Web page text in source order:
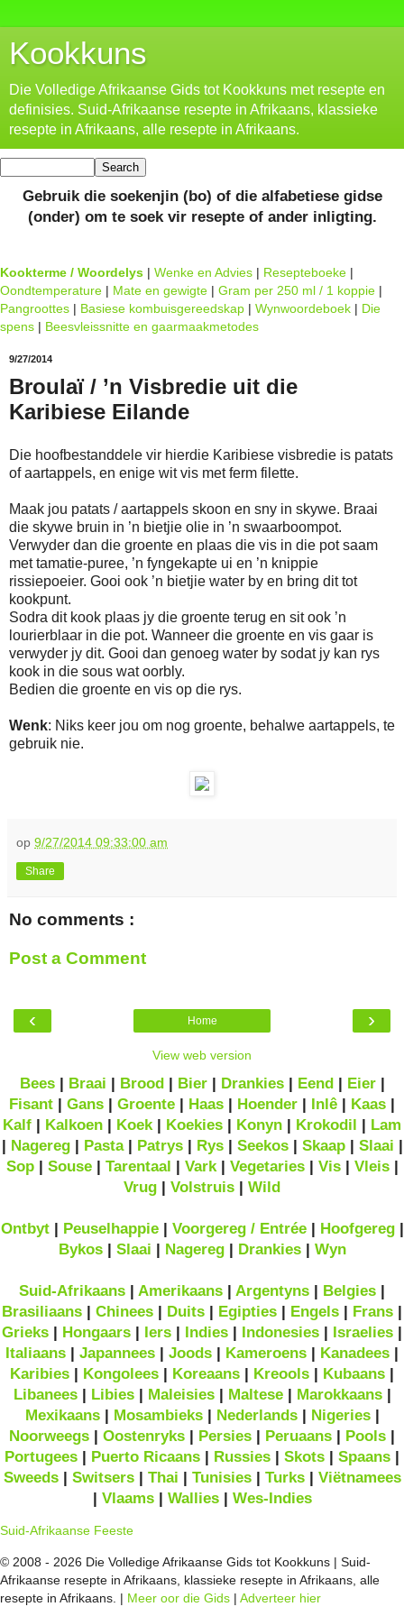
Kookkuns
Die Volledige Afrikaanse Gids tot Kookkuns met resepte en
definisies. Suid-Afrikaanse resepte in Afrikaans, klassieke
resepte in Afrikaans, alle resepte in Afrikaans.
Gebruik die soekenjin (bo) of die alfabetiese gidse
(onder) om te soek vir resepte of ander inligting.
Kookterme / Woordelys | Wenke en Advies | Resepteboeke |
Oondtemperature | Mate en gewigte | Gram per 250 ml / 1 koppie |
Pangroottes | Basiese kombuisgereedskap | Wynwoordeboek | Die
spens | Beesvleissnitte en gaarmaakmetodes
9/27/2014
Broulaï / ’n Visbredie uit die
Karibiese Eilande
Die hoofbestanddele vir hierdie Karibiese visbredie is patats
of aartappels, en enige wit vis met ferm filette.
Maak jou patats / aartappels skoon en sny in skywe. Braai
die skywe bruin in ’n bietjie olie in ’n swaarboompot.
Verwyder dan die groente en plaas die vis in die pot saam
met tamatie-puree, ’n fyngekapte ui en ’n knippie
rissiepoeier. Gooi ook ’n bietjie water by en bring dit tot
kookpunt.
Sodra dit kook plaas jy die groente terug en sit ook ’n
lourierblaar in die pot. Wanneer die groente en vis gaar is
verwyder jy dit. Gooi dan genoeg water by sodat jy kan rys
kook in die sous wat oorbly.
Bedien die groente en vis op die rys.
Wenk: Niks keer jou om nog groente, behalwe aartappels, te
gebruik nie.
op 9/27/2014 09:33:00 am
Share
No comments :
Post a Comment
‹ ›
Home
View web version
Bees| Braai | Brood| Bier| Drankies| Eend| Eier|
Fisant | Gans | Groente | Haas | Hoender | Inlê | Kaas |
Kalf | Kalkoen | Koek | Koekies | Konyn | Krokodil | Lam
| Nagereg| Pasta| Patrys| Rys| Seekos| Skaap| Slaai |
Sop| Souse| Tarentaal | Vark| Vegetaries| Vis| Vleis|
Vrug | Volstruis | Wild
Ontbyt| Peuselhappie| Voorgereg / Entrée| Hoofgereg|
Bykos| Slaai | Nagereg| Drankies| Wyn
Suid-Afrikaans | Amerikaans | Argentyns | Belgies |
Brasiliaans | Chinees | Duits | Egipties | Engels | Frans |
Grieks | Hongaars | Iers | Indies | Indonesies | Israelies |
Italiaans | Japannees | Joods | Kameroens | Kanadees |
Karibies | Kongolees | Koreaans | Kreools | Kubaans |
Libanees| Libies| Maleisies| Maltese| Marokkaans|
Mexikaans| Mosambieks| Nederlands| Nigeries|
Noorweegs | Oostenryks | Persies | Peruaans | Pools |
Portugees | Puerto Ricaans | Russies | Skots | Spaans |
Sweeds| Switsers| Thai | Tunisies| Turks| Viëtnamees
| Vlaams| Wallies| Wes-Indies
Suid-Afrikaanse Feeste
© 2008 - 2026 Die Volledige Afrikaanse Gids tot Kookkuns | Suid-
Afrikaanse resepte in Afrikaans, klassieke resepte in Afrikaans, alle
resepte in Afrikaans. | Meer oor die Gids | Adverteer hier